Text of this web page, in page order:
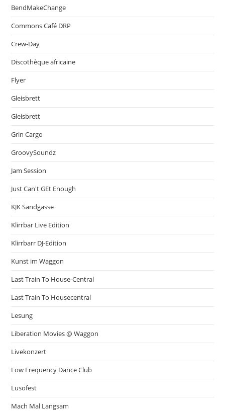
BendMakeChange
Commons Café DRP
Crew-Day
Discothèque africaine
Flyer
Gleisbrett
Gleisbrett
Grin Cargo
GroovySoundz
Jam Session
Just Can't GEt Enough
KJK Sandgasse
Klirrbar Live Edition
Klirrbarr DJ-Edition
Kunst im Waggon
Last Train To House-Central
Last Train To Housecentral
Lesung
Liberation Movies @ Waggon
Livekonzert
Low Frequency Dance Club
Lusofest
Mach Mal Langsam